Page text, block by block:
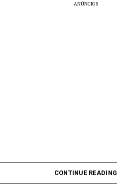
ANÚNCIOS
CONTINUE READING